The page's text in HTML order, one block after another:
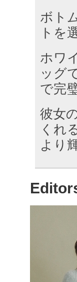
ボト
トを
ホワ
ッグ
で完
彼女
くれ
より